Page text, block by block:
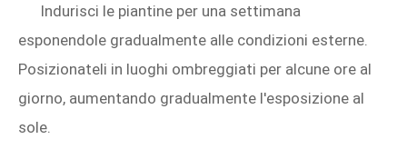
Indurisci le piantine per una settimana
esponendole gradualmente alle condizioni esterne.
Posizionateli in luoghi ombreggiati per alcune ore al
giorno, aumentando gradualmente l'esposizione al
sole.